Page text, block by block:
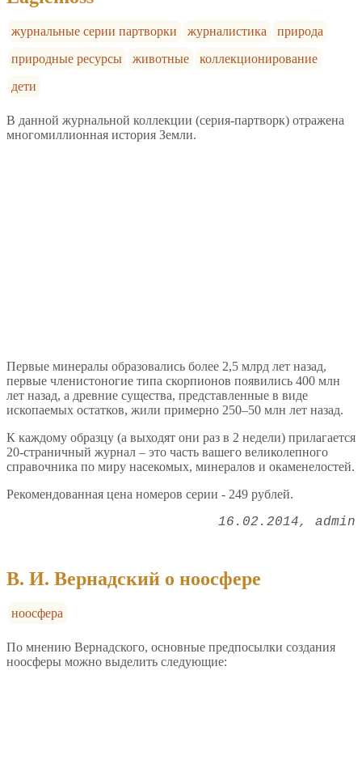
журнальные серии партворки журналистика
природа
природные ресурсы
животные
коллекционирование
дети
В данной журнальной коллекции (серия-партворк) отражена
многомиллионная история Земли.
Первые минералы образовались более 2,5 млрд лет назад,
первые членистоногие типа скорпионов появились 400 млн
лет назад, а древние существа, представленные в виде
ископаемых остатков, жили примерно 250–50 млн лет назад.
К каждому образцу (а выходят они раз в 2 недели) прилагается
20-страничный журнал – это часть вашего великолепного
справочника по миру насекомых, минералов и окаменелостей.
Рекомендованная цена номеров серии - 249 рублей.
16.02.2014 admin
В. И. Вернадский о ноосфере
ноосфера
По мнению Вернадского, основные предпосылки создания
ноосферы можно выделить следующие: